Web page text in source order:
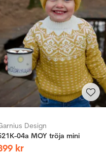
Design
04a MOY tröja mini
kr